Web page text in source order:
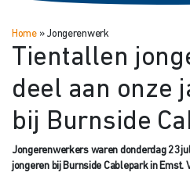
Home» Jongerenwerk
Tientallen
deel aan onze
bij Burnside
Jongerenwerkers waren donderdag 23
jongeren bij Burnside Cablepark in Emst.